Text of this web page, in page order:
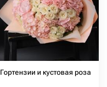
Гортензии и кустовая роза